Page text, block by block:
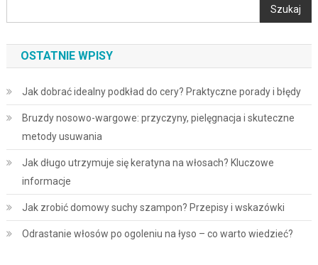
Szukaj
OSTATNIE WPISY
Jak dobrać idealny podkład do cery? Praktyczne porady i błędy
Bruzdy nosowo-wargowe: przyczyny, pielęgnacja i skuteczne
metody usuwania
Jak długo utrzymuje się keratyna na włosach? Kluczowe
informacje
Jak zrobić domowy suchy szampon? Przepisy i wskazówki
Odrastanie włosów po ogoleniu na łyso – co warto wiedzieć?